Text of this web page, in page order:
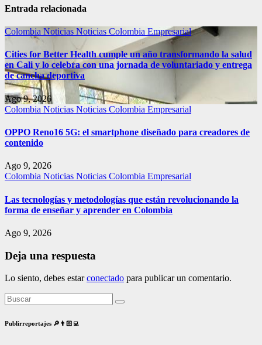
Entrada relacionada
Colombia Noticias Noticias Colombia Empresarial
Cities for Better Health cumple un año transformando la salud
en Cali y lo celebra con una jornada de voluntariado y entrega
de cancha deportiva
Ago 9, 2026
Colombia Noticias Noticias Colombia Empresarial
OPPO Reno16 5G: el smartphone diseñado para creadores de
contenido
Ago 9, 2026
Colombia Noticias Noticias Colombia Empresarial
Las tecnologías y metodologías que están revolucionando la
forma de enseñar y aprender en Colombia
Ago 9, 2026
Deja una respuesta
Lo siento, debes estarconectado para publicar un comentario.
Publirreportajes 🔎👨🏻‍💻